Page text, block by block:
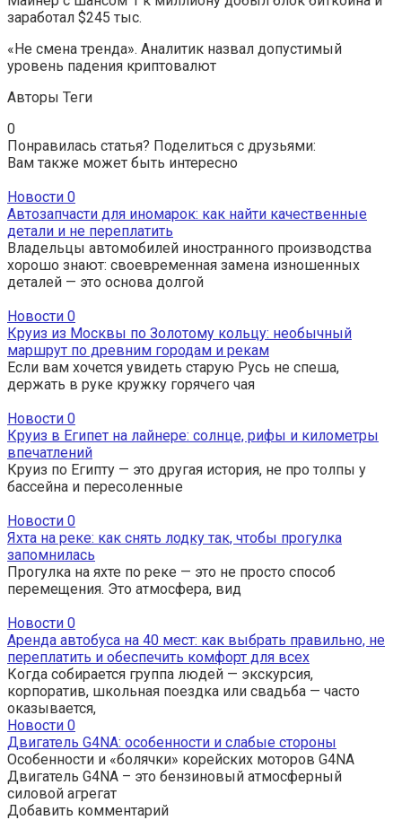
заработал $245 тыс.
«Не смена тренда». Аналитик назвал допустимый
уровень падения криптовалют
Авторы Теги
0
Понравилась статья? Поделиться с друзьями:
Вам также может быть интересно
Новости 0
Автозапчасти для иномарок: как найти качественные
детали и не переплатить
Владельцы автомобилей иностранного производства
хорошо знают: своевременная замена изношенных
деталей — это основа долгой
Новости 0
Круиз из Москвы по Золотому кольцу: необычный
маршрут по древним городам и рекам
Если вам хочется увидеть старую Русь не спеша,
держать в руке кружку горячего чая
Новости 0
Круиз в Египет на лайнере: солнце, рифы и километры
впечатлений
Круиз по Египту — это другая история, не про толпы у
бассейна и пересоленные
Новости 0
Яхта на реке: как снять лодку так, чтобы прогулка
запомнилась
Прогулка на яхте по реке — это не просто способ
перемещения. Это атмосфера, вид
Новости 0
Аренда автобуса на 40 мест: как выбрать правильно, не
переплатить и обеспечить комфорт для всех
Когда собирается группа людей — экскурсия,
корпоратив, школьная поездка или свадьба — часто
оказывается,
Новости 0
Двигатель G4NA: особенности и слабые стороны
Особенности и «болячки» корейских моторов G4NA
Двигатель G4NA – это бензиновый атмосферный
силовой агрегат
Добавить комментарий